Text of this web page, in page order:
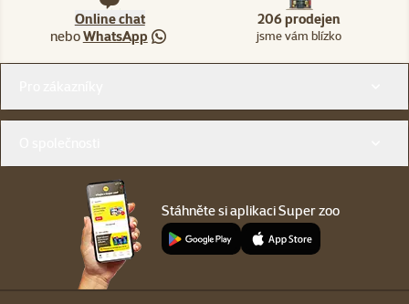
Online chat
neboWhatsApp
206 prodejen
jsme vám blízko
Stáhněte si aplikaci Super zoo